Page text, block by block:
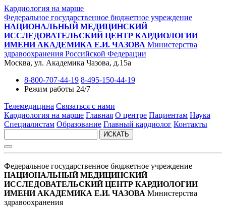
Кардиология на марше
Федеральное государственное бюджетное учреждение
НАЦИОНАЛЬНЫЙ МЕДИЦИНСКИЙ
ИССЛЕДОВАТЕЛЬСКИЙ ЦЕНТР КАРДИОЛОГИИ
ИМЕНИ АКАДЕМИКА Е.И. ЧАЗОВА Министерства
здравоохранения Российской Федерации
Москва, ул. Академика Чазова, д.15а
8-800-707-44-19 8-495-150-44-19
Режим работы 24/7
Телемедицина Связаться с нами
Кардиология на марше Главная О центре Пациентам Наука
Специалистам Образование Главный кардиолог Контакты
ИСКАТЬ
Федеральное государственное бюджетное учреждение
НАЦИОНАЛЬНЫЙ МЕДИЦИНСКИЙ
ИССЛЕДОВАТЕЛЬСКИЙ ЦЕНТР КАРДИОЛОГИИ
ИМЕНИ АКАДЕМИКА Е.И. ЧАЗОВА Министерства
здравоохранения